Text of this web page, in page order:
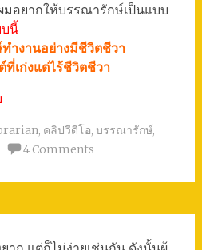
มอยากให้บรรณารักษ์เป็นแบบ
บนี้
ำงานอย่างมีชีวิตชีวา
เก่งแต่ไร้ชีวิตชีวา
, คลิปวีดีโอ, บรรณารักษ์,
4 Comments